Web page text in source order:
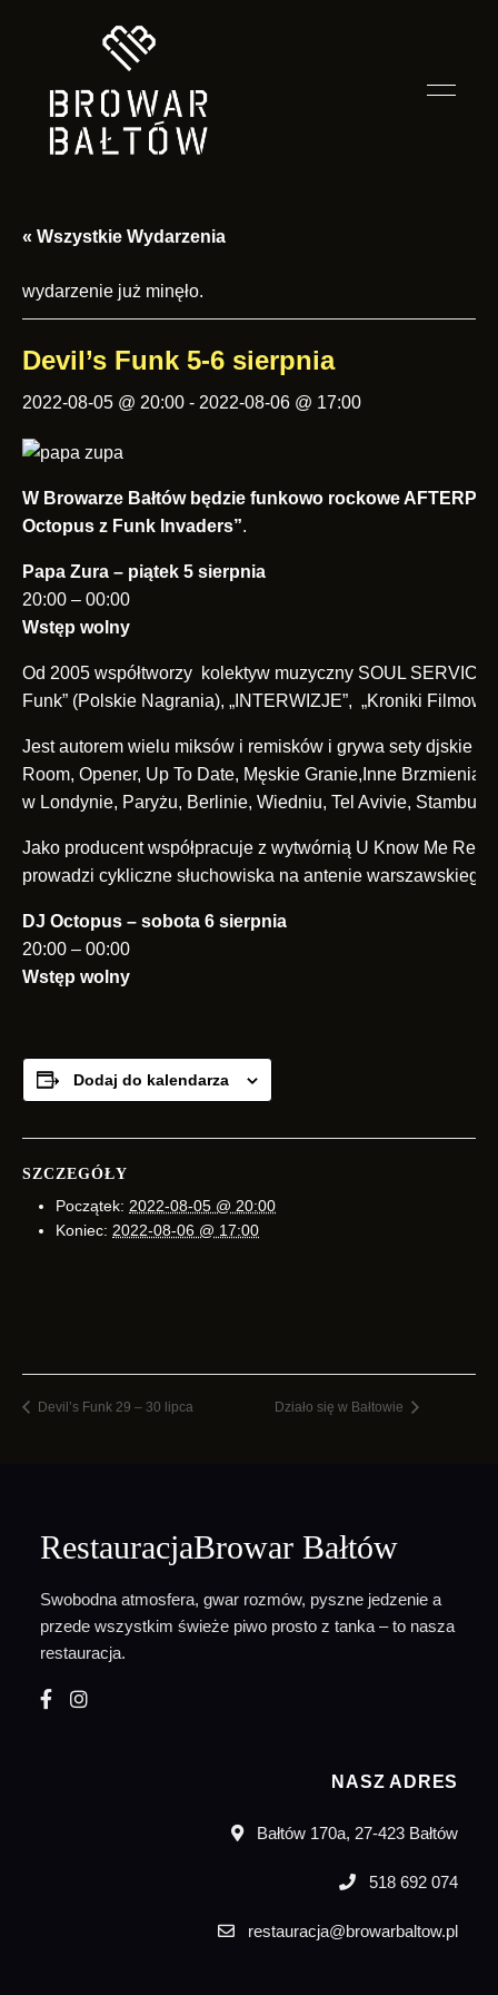
Bałtów
towarzystwa
« Wszystkie Wydarzenia
wydarzenie już minęło.
Devil’s Funk 5-6 sierpnia
2022-08-05 @ 20:00 - 2022-08-06 @ 17:00
W Browarze Bałtów będzie funkowo rockowe
Octopus z Funk Invaders”.
Papa Zura – piątek 5 sierpnia
20:00 – 00:00
Wstęp wolny
Od 2005 współtworzy kolektyw muzyczny SOUL
Funk” (Polskie Nagrania), „INTERWIZJE”, „Kroniki
Jest autorem wielu miksów i remisków i grywa sety djskie
Room, Opener, Up To Date, Męskie Granie,Inne
w Londynie, Paryżu, Berlinie, Wiedniu, Tel Avivie,
Jako producent współpracuje z wytwórnią U Know Me
prowadzi cykliczne słuchowiska na antenie warszawskiego
DJ Octopus – sobota 6 sierpnia
20:00 – 00:00
Wstęp wolny
Dodaj do kalendarza
SZCZEGÓŁY
Początek: 2022-08-05 @ 20:00
Koniec: 2022-08-06 @ 17:00
Devil’s Funk 29 – 30 lipca Działo się w Bałtowie
RestauracjaBrowar Bałtów
Swobodna atmosfera, gwar rozmów, pyszne jedzenie a
przede wszystkim świeże piwo prosto z tanka – to nasza
restauracja.
NASZ ADRES
Bałtów 170a, 27-423 Bałtów
518 692 074
restauracja@browarbaltow.pl